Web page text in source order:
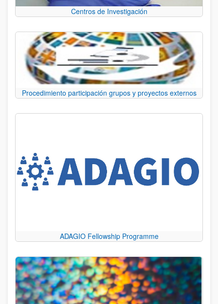
Centros de Investigación
Procedimiento participación grupos y proyectos externos
ADAGIO Fellowship Programme